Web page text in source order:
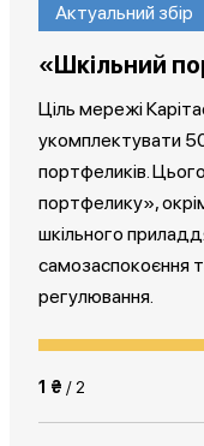
Актуальний збір
«Шкільний
Ціль мережі
укомплектувати
портфеликів.
портфелику»,
шкільного
самозаспокоєння
регулювання.
1 ₴ / 2